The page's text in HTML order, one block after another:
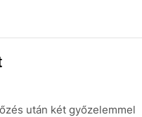
után két győzelemmel